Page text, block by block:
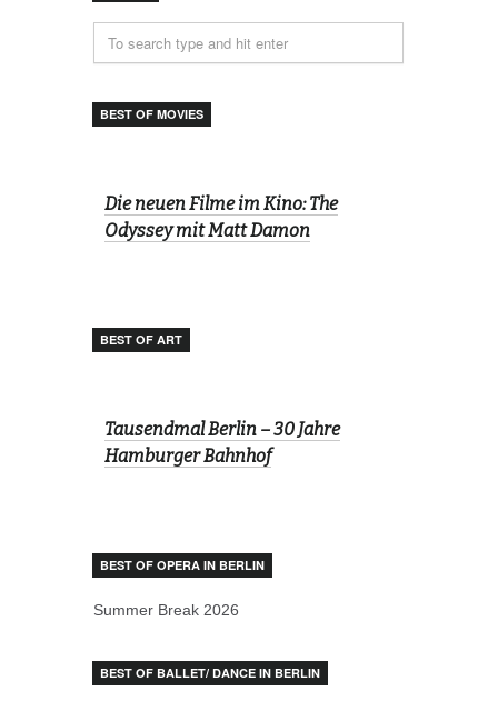
BEST OF MOVIES
Die neuen Filme im Kino: The
Odyssey mit Matt Damon
BEST OF ART
Tausendmal Berlin – 30 Jahre
Hamburger Bahnhof
BEST OF OPERA IN BERLIN
Summer Break 2026
BEST OF BALLET/ DANCE IN BERLIN